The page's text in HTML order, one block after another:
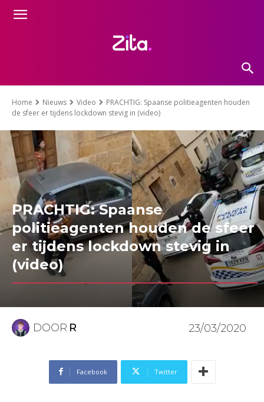
Home Nieuws Video
PRACHTIG: Spaanse politieagenten houden
de sfeer er tijdens lockdown stevig in (video)
PRACHTIG: Spaanse
politieagenten houden de sfeer
er tijdens lockdown stevig in
(video)
DOOR R 23/03/2020
Facebook Twitter